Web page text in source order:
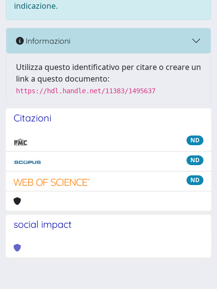
indicazione.
Informazioni
Utilizza questo identificativo per citare o creare un
link a questo documento:
https://hdl.handle.net/11383/1495637
Citazioni
ND
ND
ND
social impact